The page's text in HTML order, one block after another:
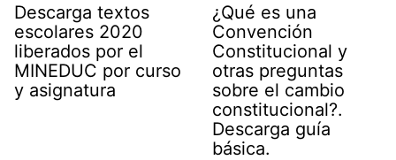
Descarga textos
escolares 2020
liberados por el
MINEDUC por curso
y asignatura
¿Qué es una
Convención
Constitucional y
otras preguntas
sobre el cambio
constitucional?.
Descarga guía
básica.